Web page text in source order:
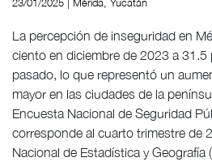
La percepción de inseguridad en
ciento en diciembre de 2023 a
pasado, lo que representó un
mayor en las ciudades de la
Encuesta Nacional de Seguridad
corresponde al cuarto trimestre de
Nacional de Estadística y Geografía